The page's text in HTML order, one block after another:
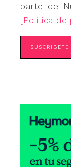
parte de
[Política de